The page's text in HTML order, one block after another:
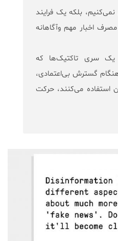
نمی‌کنیم، بلکه یک فرایند
اخبار مهم و‌آگاهانه
یک سری تاکتیک‌ها که
گسترش بی‌اعتمادی،
استفاده می‌کنند، حرکت